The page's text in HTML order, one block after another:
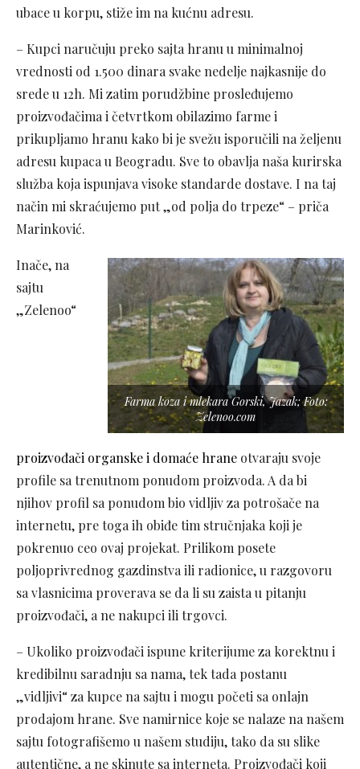
ubace u korpu, stiže im na kućnu adresu.
– Kupci naručuju preko sajta hranu u minimalnoj
vrednosti od 1.500 dinara svake nedelje najkasnije do
srede u 12h. Mi zatim porudžbine prosleđujemo
proizvođačima i četvrtkom obilazimo farme i
prikupljamo hranu kako bi je svežu isporučili na željenu
adresu kupaca u Beogradu. Sve to obavlja naša kurirska
služba koja ispunjava visoke standarde dostave. I na taj
način mi skraćujemo put „od polja do trpeze“ – priča
Marinković.
Farma koza i mlekara Gorski, Jazak; Foto:
Zelenoo.com
Inače, na
sajtu
„Zelenoo“
proizvođači organske i domaće hrane otvaraju svoje
profile sa trenutnom ponudom proizvoda. A da bi
njihov profil sa ponudom bio vidljiv za potrošače na
internetu, pre toga ih obiđe tim stručnjaka koji je
pokrenuo ceo ovaj projekat. Prilikom posete
poljoprivrednog gazdinstva ili radionice, u razgovoru
sa vlasnicima proverava se da li su zaista u pitanju
proizvođači, a ne nakupci ili trgovci.
– Ukoliko proizvođači ispune kriterijume za korektnu i
kredibilnu saradnju sa nama, tek tada postanu
„vidljivi“ za kupce na sajtu i mogu početi sa onlajn
prodajom hrane. Sve namirnice koje se nalaze na našem
sajtu fotografišemo u našem studiju, tako da su slike
autentične, a ne skinute sa interneta. Proizvođači koji